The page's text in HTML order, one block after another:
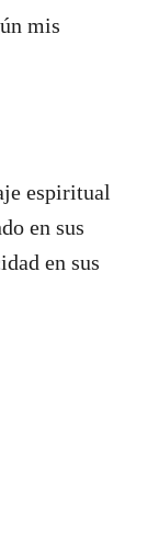
mis
espiritual
en sus
en sus